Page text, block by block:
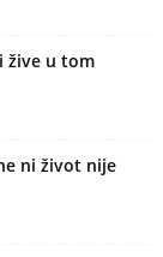
žive u tom
ni život nije